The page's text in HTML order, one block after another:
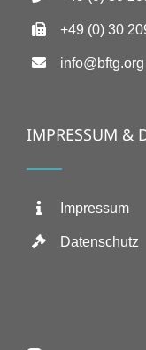
+49 (0) 30
info@bftg.org
IMPRESSUM &
Impressum
Datenschutz